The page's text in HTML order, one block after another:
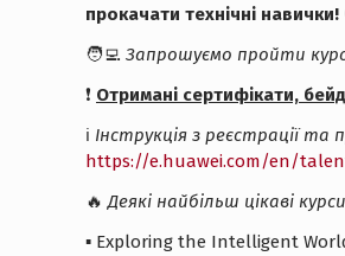
прокачати технічні навички!
🧑‍💻 Запрошуємо пройти
❗️ Отримані сертифікати,
ℹ️ Інструкція з реєстрації
https://e.huawei.com/en/
🔥Деякі найбільш цікаві
▪️ Exploring the Intelligent